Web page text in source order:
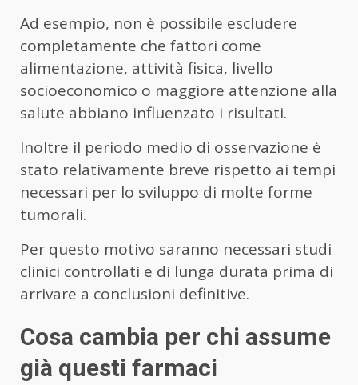
Ad esempio, non è possibile escludere
completamente che fattori come
alimentazione, attività fisica, livello
socioeconomico o maggiore attenzione alla
salute abbiano influenzato i risultati.
Inoltre il periodo medio di osservazione è
stato relativamente breve rispetto ai tempi
necessari per lo sviluppo di molte forme
tumorali.
Per questo motivo saranno necessari studi
clinici controllati e di lunga durata prima di
arrivare a conclusioni definitive.
Cosa cambia per chi assume
già questi farmaci